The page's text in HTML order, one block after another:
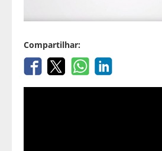
Compartilhar: